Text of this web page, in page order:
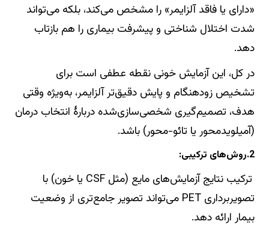
«دارای یا فاقد آلزایمر» را مشخص می‌کند، بلکه می‌تواند
شدت اختلال شناختی و پیشرفت بیماری را هم بازتاب
دهد.
در کل، این آزمایش خونی نقطه‌ عطفی است برای
تشخیص زودهنگام و پایش دقیق‌تر آلزایمر، به‌ویژه وقتی
هدف، تصمیم‌گیری شخصی‌سازی‌شده دربارهٔ انتخاب درمان
(آمیلویدمحور یا تائو-محور) باشد.
2.روش‌های ترکیبی:
ترکیب نتایج آزمایش‌های مایع (مثل CSF یا خون) با
تصویربرداری PET می‌تواند تصویر جامع‌تری از وضعیت
بیمار ارائه دهد.